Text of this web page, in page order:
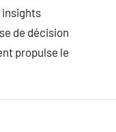
insights
de décision
propulse le